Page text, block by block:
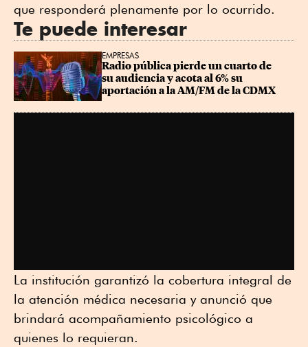
que responderá plenamente por lo ocurrido.
Te puede interesar
EMPRESAS
Radio pública pierde un cuarto de
su audiencia y acota al 6% su
aportación a la AM/FM de la CDMX
La institución garantizó la cobertura integral de
la atención médica necesaria y anunció que
brindará acompañamiento psicológico a
quienes lo requieran.